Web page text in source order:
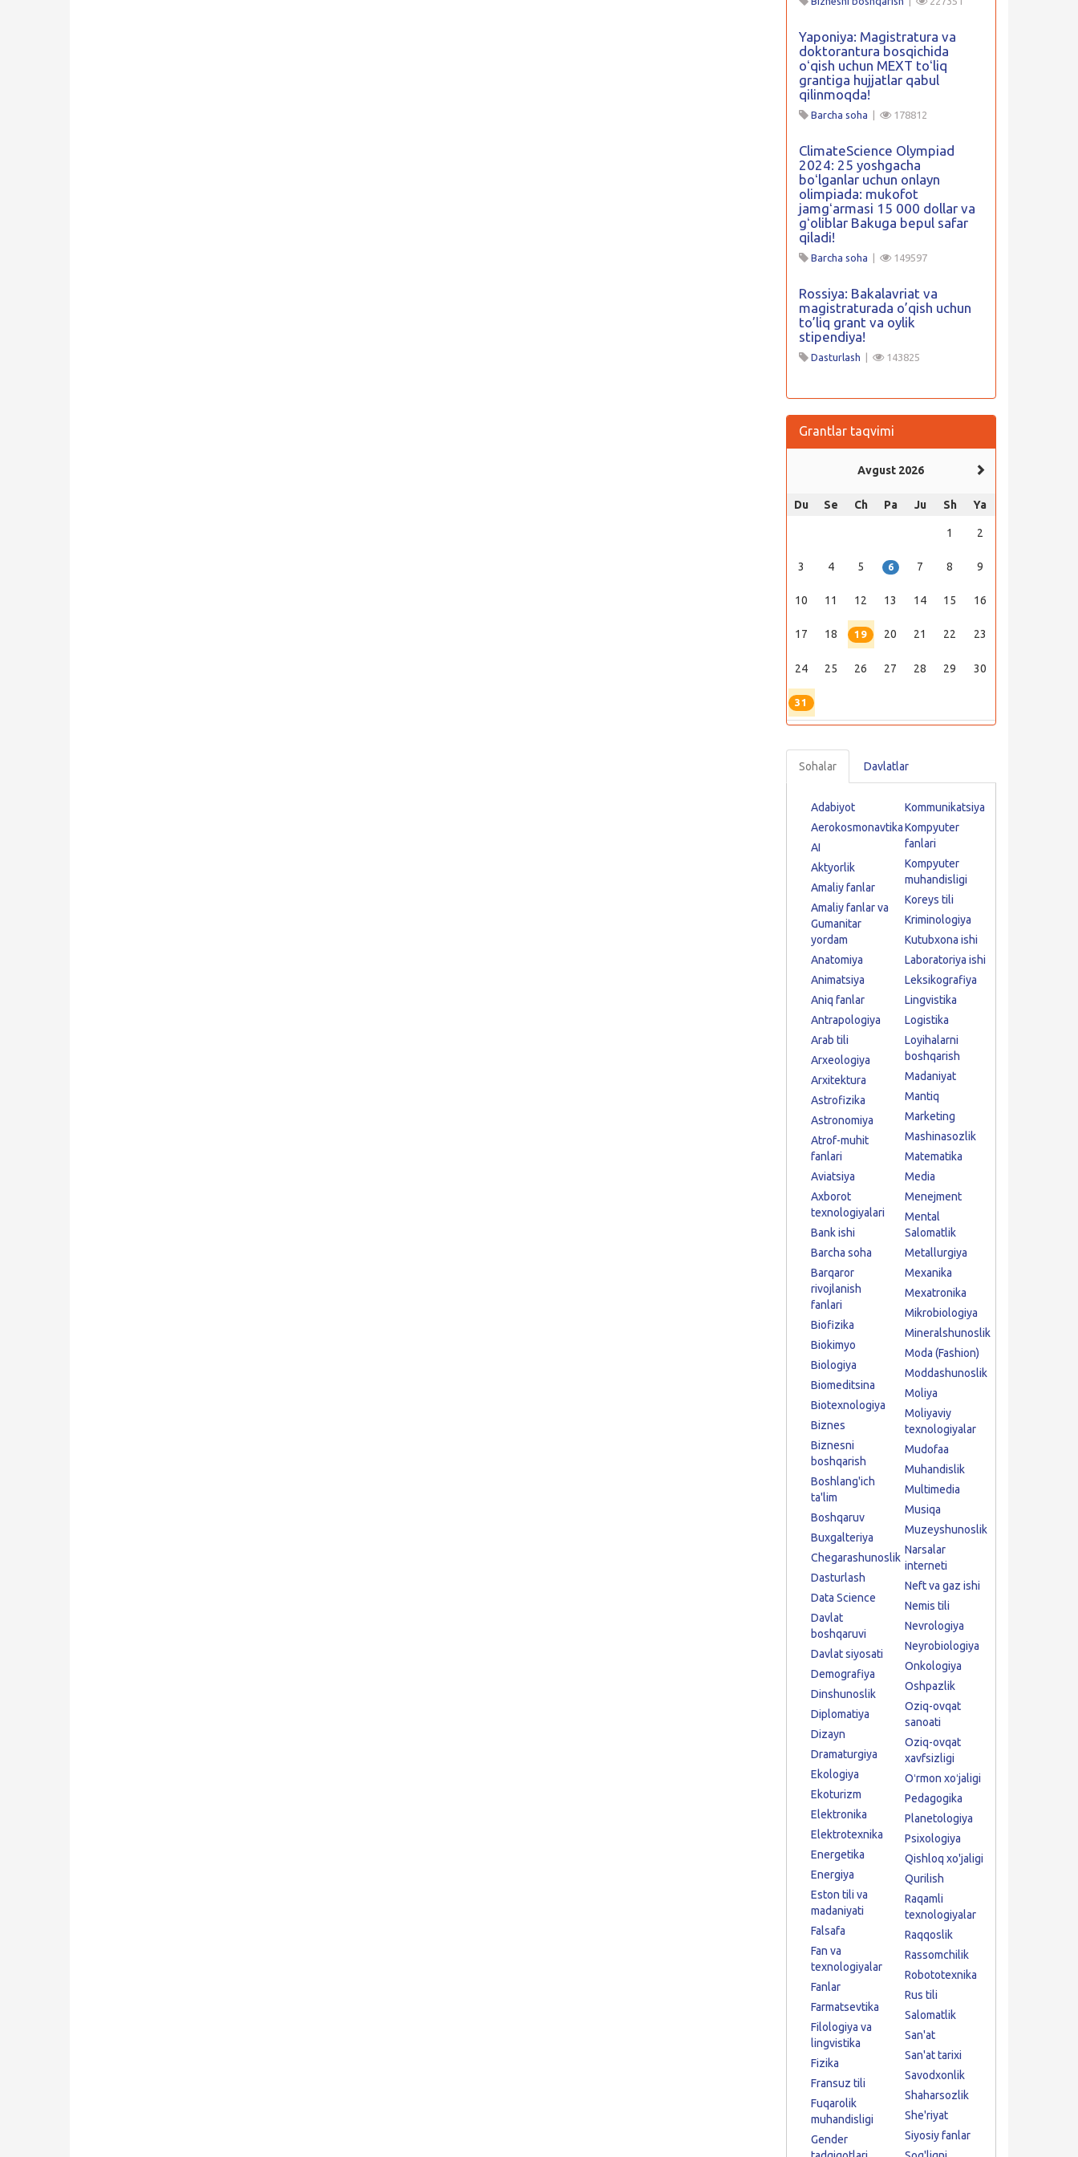
Yaponiya: Magistratura va
doktorantura bosqichida
oʻqish uchun MEXT toʻliq
grantiga hujjatlar qabul
qilinmoqda!
Barcha soha 178812
ClimateScience Olympiad
2024: 25 yoshgacha
boʻlganlar uchun onlayn
olimpiada: mukofot
jamgʻarmasi 15 000 dollar va
gʻoliblar Bakuga bepul safar
qiladi!
Barcha soha 149597
Rossiya: Bakalavriat va
magistraturada o’qish uchun
to’liq grant va oylik
stipendiya!
Dasturlash 143825
Grantlar taqvimi
Avgust 2026
Du Se Ch Pa Ju Sh Ya
1 2
3 4 5 6 7 8 9
10 11 12 13 14 15 16
17 18 19 20 21 22 23
24 25 26 27 28 29 30
31
Sohalar Davlatlar
Adabiyot
Aerokosmonavtika
AI
Aktyorlik
Amaliy fanlar
Amaliy fanlar va
Gumanitar
yordam
Anatomiya
Animatsiya
Aniq fanlar
Antrapologiya
Arab tili
Arxeologiya
Arxitektura
Astrofizika
Astronomiya
Atrof-muhit
fanlari
Aviatsiya
Axborot
texnologiyalari
Bank ishi
Barcha soha
Barqaror
rivojlanish
fanlari
Biofizika
Biokimyo
Biologiya
Biomeditsina
Biotexnologiya
Biznes
Biznesni
boshqarish
Boshlang'ich
ta'lim
Boshqaruv
Buxgalteriya
Chegarashunoslik
Dasturlash
Data Science
Davlat
boshqaruvi
Davlat siyosati
Demografiya
Dinshunoslik
Diplomatiya
Dizayn
Dramaturgiya
Ekologiya
Ekoturizm
Elektronika
Elektrotexnika
Energetika
Energiya
Eston tili va
madaniyati
Falsafa
Fan va
texnologiyalar
Fanlar
Farmatsevtika
Filologiya va
lingvistika
Fizika
Fransuz tili
Fuqarolik
muhandisligi
Gender
Kommunikatsiya
Kompyuter
fanlari
Kompyuter
muhandisligi
Koreys tili
Kriminologiya
Kutubxona ishi
Laboratoriya ishi
Leksikografiya
Lingvistika
Logistika
Loyihalarni
boshqarish
Madaniyat
Mantiq
Marketing
Mashinasozlik
Matematika
Media
Menejment
Mental
Salomatlik
Metallurgiya
Mexanika
Mexatronika
Mikrobiologiya
Mineralshunoslik
Moda (Fashion)
Moddashunoslik
Moliya
Moliyaviy
texnologiyalar
Mudofaa
Muhandislik
Multimedia
Musiqa
Muzeyshunoslik
Narsalar
interneti
Neft va gaz ishi
Nemis tili
Nevrologiya
Neyrobiologiya
Onkologiya
Oshpazlik
Oziq-ovqat
sanoati
Oziq-ovqat
xavfsizligi
Oʻrmon xoʻjaligi
Pedagogika
Planetologiya
Psixologiya
Qishloq xo'jaligi
Qurilish
Raqamli
texnologiyalar
Raqqoslik
Rassomchilik
Robototexnika
Rus tili
Salomatlik
San'at
San'at tarixi
Savodxonlik
Shaharsozlik
She'riyat
Siyosiy fanlar